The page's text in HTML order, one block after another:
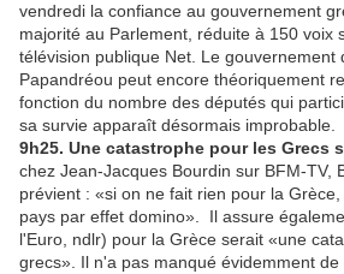
vendredi la confiance au gouvernement
majorité au Parlement, réduite à 150 voix
télévision publique Net. Le gouvernement
Papandréou peut encore théoriquement
fonction du nombre des députés qui
sa survie apparaît désormais improbable.
9h25. Une catastrophe pour les Grecs
chez Jean-Jacques Bourdin sur BFM-TV,
prévient : «si on ne fait rien pour la
pays par effet domino». Il assure
l'Euro, ndlr) pour la Grèce serait «une
grecs». Il n'a pas manqué évidemment